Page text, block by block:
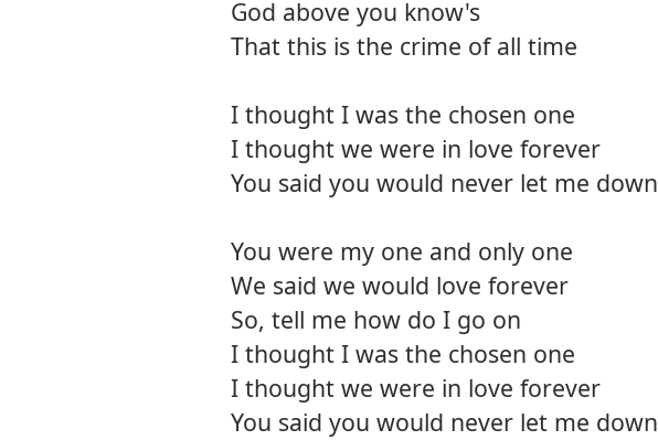
God above you know's
That this is the crime of all time
I thought I was the chosen one
I thought we were in love forever
You said you would never let me down
You were my one and only one
We said we would love forever
So, tell me how do I go on
I thought I was the chosen one
I thought we were in love forever
You said you would never let me down